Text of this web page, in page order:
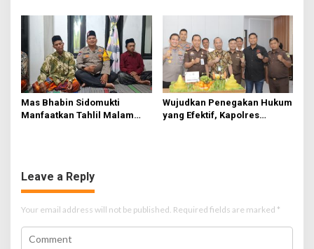
Ayam Tak Sebanding dengan
Jiwa
Mas Bhabin Sidomukti
Manfaatkan Tahlil Malam
Wujudkan Penegakan Hukum
yang Efektif, Kapolres
Leave a Reply
Your email address will not be published. Required fields are marked *